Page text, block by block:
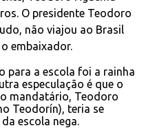
O presidente Teodoro
não viajou ao Brasil
embaixador.
para a escola foi a rainha
especulação é que o
mandatário, Teodoro
Teodorín), teria se
escola nega.